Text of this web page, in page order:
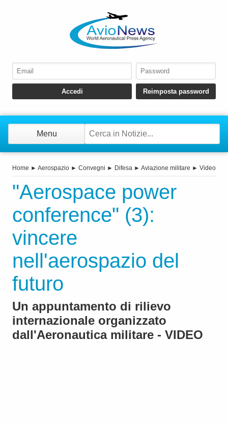
Menu
Home ► Aerospazio ► Convegni ► Difesa ► Aviazione militare ► Video
"Aerospace power
conference" (3):
vincere
nell'aerospazio del
futuro
Un appuntamento di rilievo
internazionale organizzato
dall'Aeronautica militare - VIDEO